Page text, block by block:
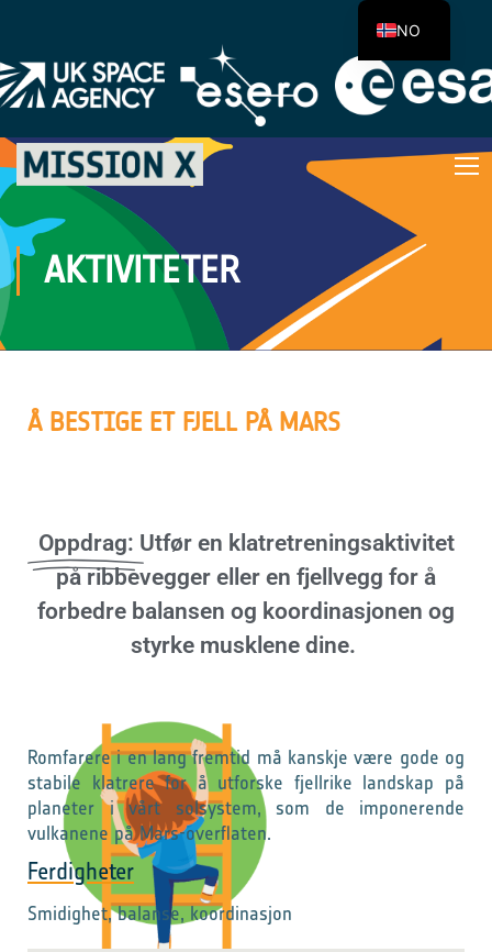
AKTIVITETER
Å BESTIGE ET FJELL PÅ MARS
Oppdrag: Utfør en klatretreningsaktivitet
på ribbevegger eller en fjellvegg for å
forbedre balansen og koordinasjonen og
styrke musklene dine.
Romfarere i en lang fremtid må kanskje være gode og
stabile klatrere for å utforske fjellrike landskap på
planeter i vårt solsystem, som de imponerende
vulkanene på Mars-overflaten.
Ferdigheter
Smidighet, balanse, koordinasjon
NO